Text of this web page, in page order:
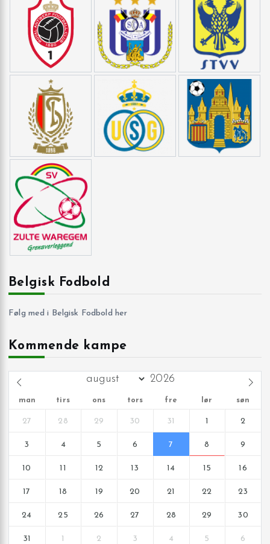
Belgisk Fodbold
Følg med i Belgisk Fodbold her
Kommende kampe
man tirs ons tors fre lør søn
27 28 29 30 31 1 2
3 4 5 6 7 8 9
10 11 12 13 14 15 16
17 18 19 20 21 22 23
24 25 26 27 28 29 30
31 1 2 3 4 5 6